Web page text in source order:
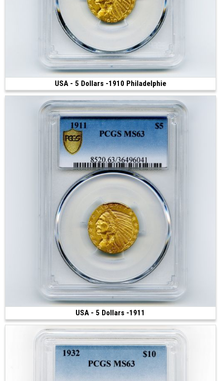
USA - 5 Dollars -1910 Philadelphie
(1910 • Philadelphie • 8.35 g • 21.6 mm)
USA - 5 Dollars -1911
(1911 • Philadelphie • 8.35 g • 21.6 mm)